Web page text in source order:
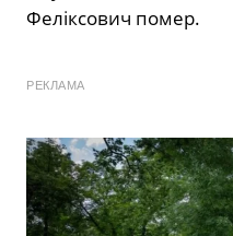
Феліксович помер.
РЕКЛАМА